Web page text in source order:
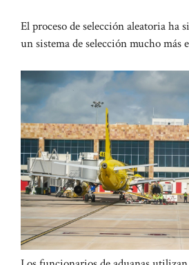
El proceso de selección aleatoria ha
un sistema de selección mucho más